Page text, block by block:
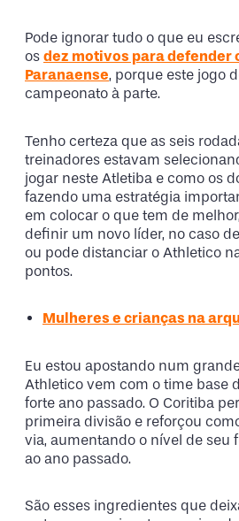
Pode ignorar tudo o que eu
os dez motivos para defender
Paranaense, porque este jogo
campeonato à parte.
Tenho certeza que as seis
treinadores estavam
jogar neste Atletiba e como os
fazendo uma estratégia
em colocar o que tem de
definir um novo líder, no caso
ou pode distanciar o Athletico
pontos.
Mulheres e crianças na
Eu estou apostando num
Athletico vem com o time base
forte ano passado. O Coritiba
primeira divisão e reforçou
via, aumentando o nível de seu
ao ano passado.
São esses ingredientes que